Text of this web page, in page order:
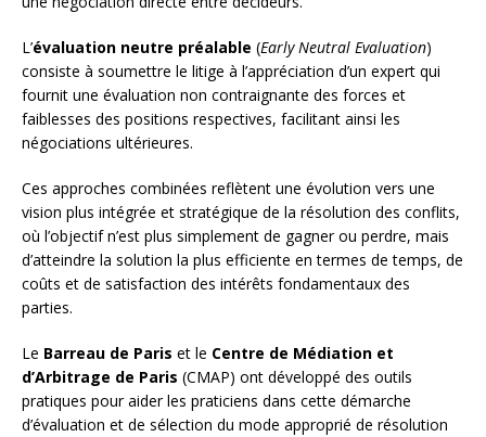
L’évaluation neutre préalable (Early Neutral Evaluation)
consiste à soumettre le litige à l’appréciation d’un expert qui
fournit une évaluation non contraignante des forces et
faiblesses des positions respectives, facilitant ainsi les
négociations ultérieures.
Ces approches combinées reflètent une évolution vers une
vision plus intégrée et stratégique de la résolution des conflits,
où l’objectif n’est plus simplement de gagner ou perdre, mais
d’atteindre la solution la plus efficiente en termes de temps, de
coûts et de satisfaction des intérêts fondamentaux des
parties.
Le Barreau de Paris et le Centre de Médiation et
d’Arbitrage de Paris (CMAP) ont développé des outils
pratiques pour aider les praticiens dans cette démarche
d’évaluation et de sélection du mode approprié de résolution